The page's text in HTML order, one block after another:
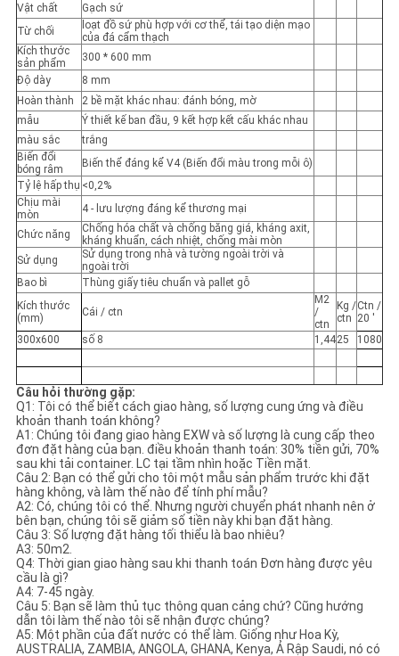
Vật chất
Gạch sứ
Từ chối
loạt đồ sứ phù hợp với cơ thể, tái tạo diện mạo
của đá cẩm thạch
Kích thước
sản phẩm
300 * 600 mm
Độ dày
8 mm
Hoàn thành
2 bề mặt khác nhau: đánh bóng, mờ
mẫu
Ý thiết kế ban đầu, 9 kết hợp kết cấu khác nhau
màu sắc
trắng
Biến đổi
bóng râm
Biến thể đáng kể V4 (Biến đổi màu trong mỗi ô)
Tỷ lệ hấp thụ <0,2%
Chịu mài
mòn
4 - lưu lượng đáng kể thương mại
Chức năng
Chống hóa chất và chống băng giá, kháng axit,
kháng khuẩn, cách nhiệt, chống mài mòn
Sử dụng
Sử dụng trong nhà và tường ngoài trời và
ngoài trời
Bao bì
Thùng giấy tiêu chuẩn và pallet gỗ
Kích thước
(mm)
Cái / ctn
M2
/
ctn
Kg /
ctn
Ctn /
20 '
300x600
số 8 1,4425 1080
Câu hỏi thường gặp:
Q1: Tôi có thể biết cách giao hàng, số lượng cung ứng và điều
khoản thanh toán không?
A1: Chúng tôi đang giao hàng EXW và số lượng là cung cấp theo
đơn đặt hàng của bạn. điều khoản thanh toán: 30% tiền gửi, 70%
sau khi tải container. LC tại tầm nhìn hoặc Tiền mặt.
Câu 2: Bạn có thể gửi cho tôi một mẫu sản phẩm trước khi đặt
hàng không, và làm thế nào để tính phí mẫu?
A2: Có, chúng tôi có thể. Nhưng người chuyển phát nhanh nên ở
bên bạn, chúng tôi sẽ giảm số tiền này khi bạn đặt hàng.
Câu 3: Số lượng đặt hàng tối thiểu là bao nhiêu?
A3: 50m2.
Q4: Thời gian giao hàng sau khi thanh toán Đơn hàng được yêu
cầu là gì?
A4: 7-45 ngày.
Câu 5: Bạn sẽ làm thủ tục thông quan cảng chứ? Cũng hướng
dẫn tôi làm thế nào tôi sẽ nhận được chúng?
A5: Một phần của đất nước có thể làm. Giống như Hoa Kỳ,
AUSTRALIA, ZAMBIA, ANGOLA, GHANA, Kenya, Ả Rập Saudi, nó có